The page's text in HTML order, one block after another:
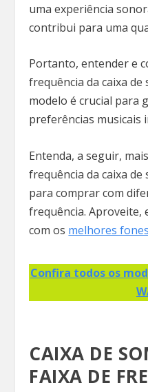
uma experiência
contribui para uma
Portanto, entender e
frequência da caixa
modelo é crucial para
preferências musicais
Entenda, a seguir,
frequência da caixa
para comprar com
frequência. Aproveite,
com os melhores
Confira todos os
CAIXA DE
FAIXA DE